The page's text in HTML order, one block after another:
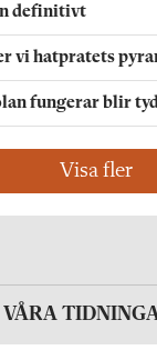
definitivt
vi hatpratets
fungerar blir
Visa fler
VÅRA